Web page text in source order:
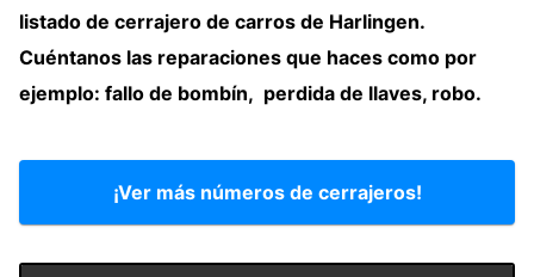
listado de cerrajero de carros de Harlingen.
Cuéntanos las reparaciones que haces como por
ejemplo: fallo de bombín, perdida de llaves, robo.
¡Ver más números de cerrajeros!